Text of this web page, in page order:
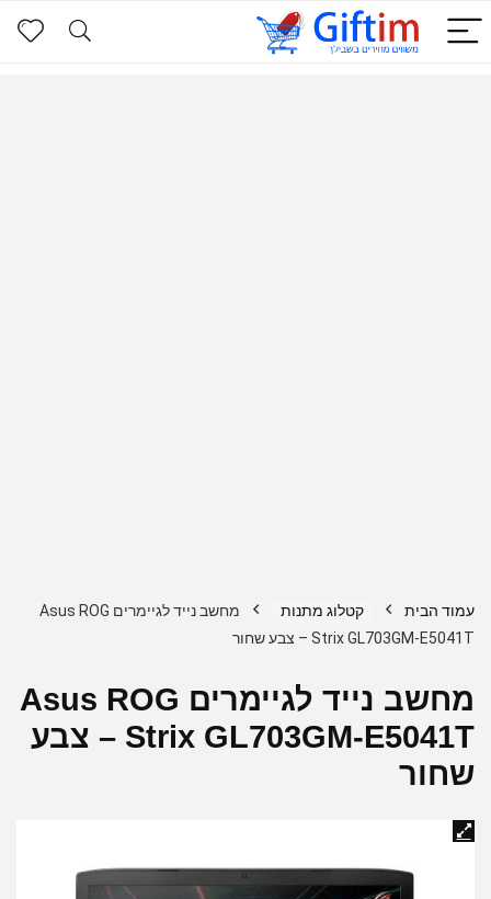
עמוד הבית קטלוג מתנות
מחשב נייד לגיימרים Asus ROG
Strix GL703GM-E5041T – צבע שחור
מחשב נייד לגיימרים Asus ROG
Strix GL703GM-E5041T – צבע
שחור